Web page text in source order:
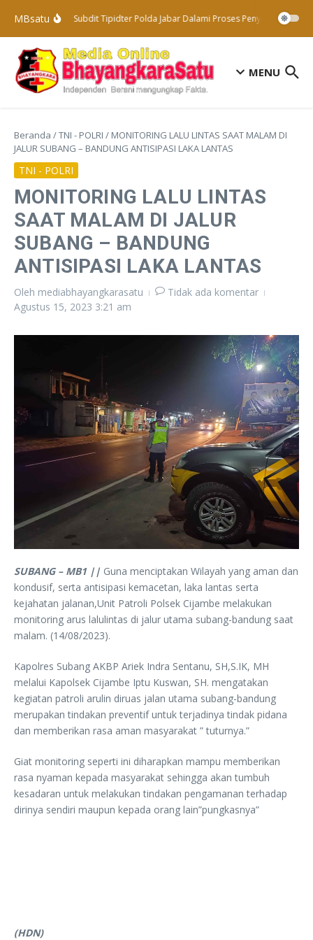
MBsatu
Subdit Tipidter Polda Jabar Dalami Proses Penyelidikan
MENU
Beranda /TNI - POLRI / MONITORING LALU LINTAS SAAT MALAM DI
JALUR SUBANG – BANDUNG ANTISIPASI LAKA LANTAS
TNI - POLRI
MONITORING LALU LINTAS
SAAT MALAM DI JALUR
SUBANG – BANDUNG
ANTISIPASI LAKA LANTAS
Oleh mediabhayangkarasatu
Tidak ada komentar
Agustus 15, 2023 3:21 am
SUBANG – MB1 || Guna menciptakan Wilayah yang aman dan
kondusif, serta antisipasi kemacetan, laka lantas serta
kejahatan jalanan,Unit Patroli Polsek Cijambe melakukan
monitoring arus lalulintas di jalur utama subang-bandung saat
malam. (14/08/2023).
Kapolres Subang AKBP Ariek Indra Sentanu, SH,S.IK, MH
melalui Kapolsek Cijambe Iptu Kuswan, SH. mengatakan
kegiatan patroli arulin diruas jalan utama subang-bandung
merupakan tindakan preventif untuk terjadinya tindak pidana
dan memberikan rasa aman masyarakat ” tuturnya.”
Giat monitoring seperti ini diharapkan mampu memberikan
rasa nyaman kepada masyarakat sehingga akan tumbuh
kesadaran untuk melakukan tindakan pengamanan terhadap
dirinya sendiri maupun kepada orang lain”pungkasnya”
(HDN)